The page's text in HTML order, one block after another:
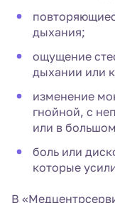
дыхания;
ощущение
дыхании или
изменение
гнойной, с
или в
боль или
которые
В